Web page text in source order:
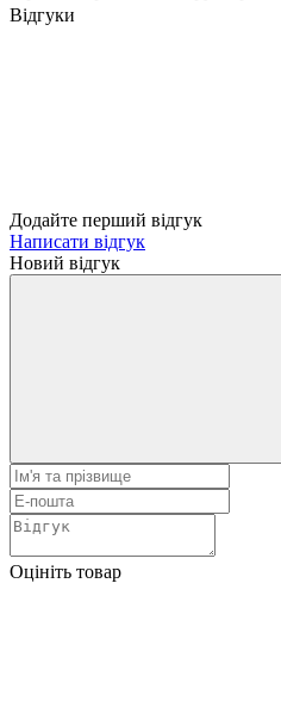
Відгуки
Додайте перший відгук
Написати відгук
Новий відгук
Оцініть товар